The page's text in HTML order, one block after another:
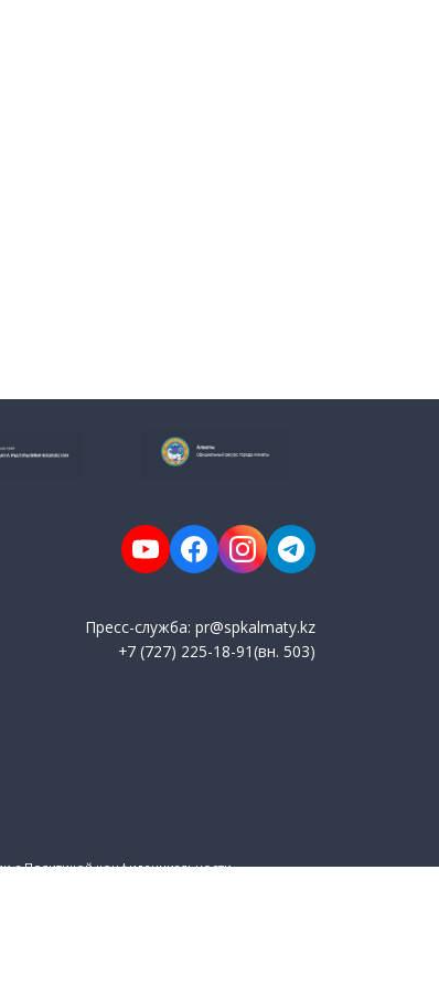
Пресс-служба: pr@spkalmaty.kz
+7 (727) 225-18-91(вн. 503)
с Политикой конфиденциальности.